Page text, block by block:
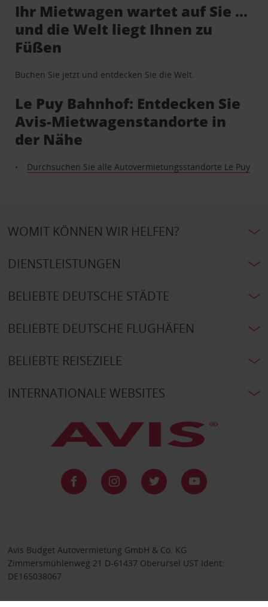
Ihr Mietwagen wartet auf Sie …
und die Welt liegt Ihnen zu
Füßen
Buchen Sie jetzt und entdecken Sie die Welt.
Le Puy Bahnhof: Entdecken Sie
Avis-Mietwagenstandorte in
der Nähe
Durchsuchen Sie alle Autovermietungsstandorte Le Puy
WOMIT KÖNNEN WIR HELFEN?
DIENSTLEISTUNGEN
BELIEBTE DEUTSCHE STÄDTE
BELIEBTE DEUTSCHE FLUGHÄFEN
BELIEBTE REISEZIELE
INTERNATIONALE WEBSITES
Avis Budget Autovermietung GmbH & Co. KG
Zimmersmühlenweg 21 D-61437 Oberursel UST Ident:
DE165038067